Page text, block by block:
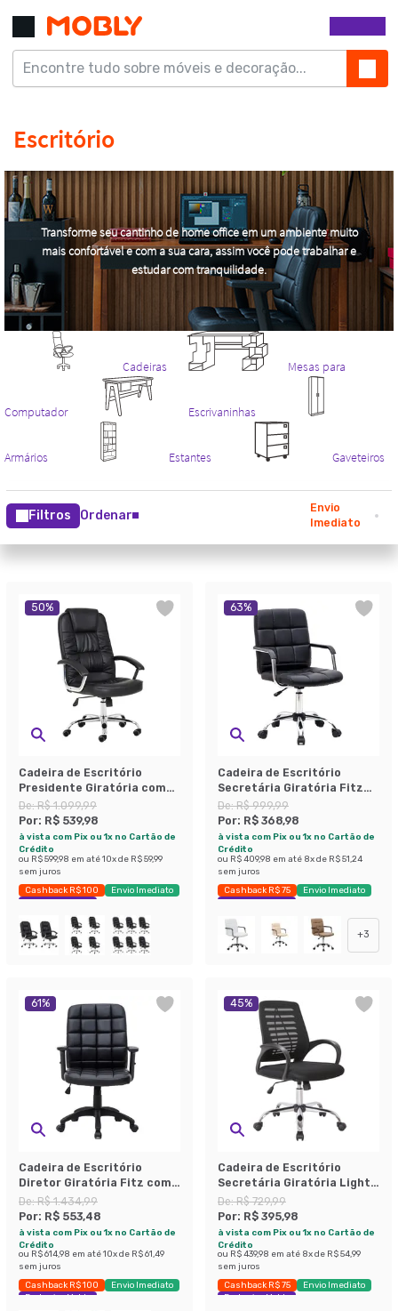
Filtros Ordenar
Envio
Imediato
50%
Cadeira de Escritório
Presidente Giratória com
Relax Finland Preta
De:R$ 1.099,99
Por: R$ 539,98
à vista com Pix ou 1x no Cartão de
Crédito
ou R$ 599,98 em até10x de R$ 59,99
sem juros
Cashback R$ 100
Envio Imediato
Exclusivo Mobly
63%
Cadeira de Escritório
Secretária Giratória Fitz
Preta
De:R$ 999,99
Por: R$ 368,98
à vista com Pix ou 1x no Cartão de
Crédito
ou R$ 409,98 em até 8x de R$ 51,24
sem juros
Cashback R$ 75
Envio Imediato
Exclusivo Mobly
+3
61%
Cadeira de Escritório
Diretor Giratória Fitz com
Braços Ajustáveis Preta
De:R$ 1.434,99
Por: R$ 553,48
à vista com Pix ou 1x no Cartão de
Crédito
ou R$ 614,98 em até10x de R$ 61,49
sem juros
Cashback R$ 100
Envio Imediato
Exclusivo Mobly
45%
Cadeira de Escritório
Secretária Giratória Light
Preta
De:R$ 729,99
Por: R$ 395,98
à vista com Pix ou 1x no Cartão de
Crédito
ou R$ 439,98 em até 8x de R$ 54,99
sem juros
Cashback R$ 75
Envio Imediato
Exclusivo Mobly